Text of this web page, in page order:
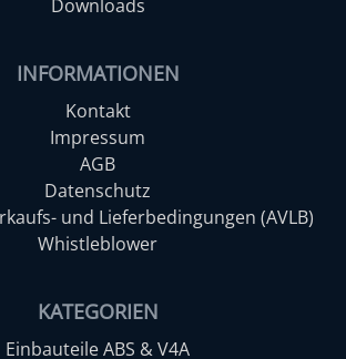
Downloads
INFORMATIONEN
Kontakt
Impressum
AGB
Datenschutz
und Lieferbedingungen (AVLB)
Whistleblower
KATEGORIEN
Einbauteile ABS & V4A